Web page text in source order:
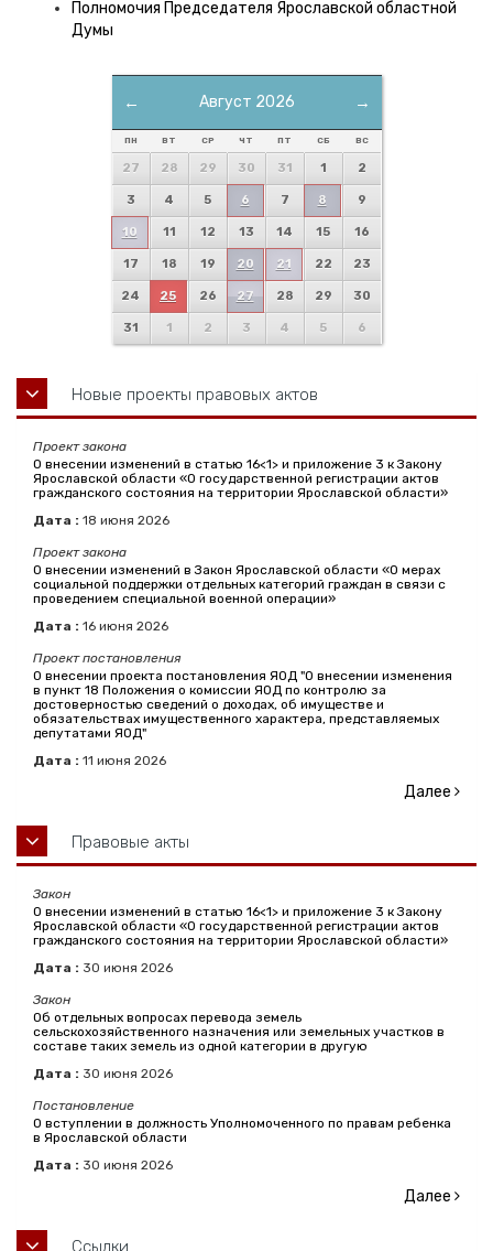
Полномочия Председателя Ярославской областной
Думы
← →
Август 2026
ПН ВТ СР ЧТ ПТ СБ ВС
27 28 29 30 31 1 2
3 4 5 6 7 8 9
10 11 12 13 14 15 16
17 18 19 20 21 22 23
24 25 26 27 28 29 30
31 1 2 3 4 5 6
Новые проекты правовых актов
Проект закона
О внесении изменений в статью 16<1> и приложение 3 к Закону
Ярославской области «О государственной регистрации актов
гражданского состояния на территории Ярославской области»
Дата : 18 июня 2026
Проект закона
О внесении изменений в Закон Ярославской области «О мерах
социальной поддержки отдельных категорий граждан в связи с
проведением специальной военной операции»
Дата : 16 июня 2026
Проект постановления
О внесении проекта постановления ЯОД "О внесении изменения
в пункт 18 Положения о комиссии ЯОД по контролю за
достоверностью сведений о доходах, об имуществе и
обязательствах имущественного характера, представляемых
депутатами ЯОД"
Дата : 11 июня 2026
Далее
Правовые акты
Закон
О внесении изменений в статью 16<1> и приложение 3 к Закону
Ярославской области «О государственной регистрации актов
гражданского состояния на территории Ярославской области»
Дата : 30 июня 2026
Закон
Об отдельных вопросах перевода земель
сельскохозяйственного назначения или земельных участков в
составе таких земель из одной категории в другую
Дата : 30 июня 2026
Постановление
О вступлении в должность Уполномоченного по правам ребенка
в Ярославской области
Дата : 30 июня 2026
Далее
Ссылки